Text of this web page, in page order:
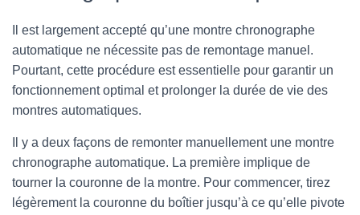
Il est largement accepté qu’une montre chronographe
automatique ne nécessite pas de remontage manuel.
Pourtant, cette procédure est essentielle pour garantir un
fonctionnement optimal et prolonger la durée de vie des
montres automatiques.
Il y a deux façons de remonter manuellement une montre
chronographe automatique. La première implique de
tourner la couronne de la montre. Pour commencer, tirez
légèrement la couronne du boîtier jusqu’à ce qu’elle pivote